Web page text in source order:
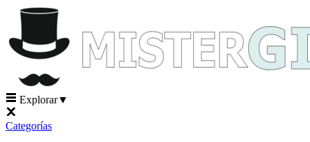
Explorar▼
Categorías